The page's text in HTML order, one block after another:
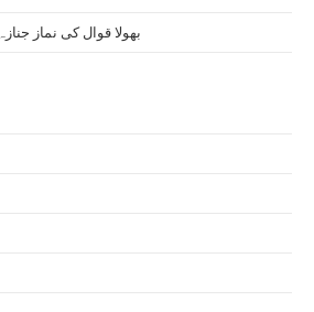
بھولا قوال کی نماز جنازہ